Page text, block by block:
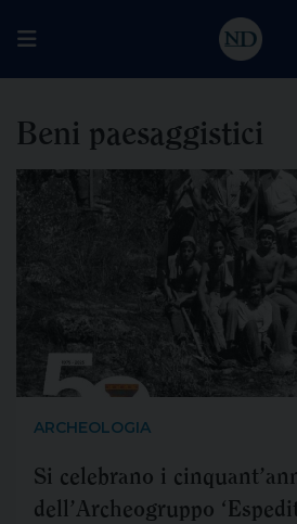
Beni paesaggistici
ARCHEOLOGIA
Si celebrano i
dell’Archeogruppo